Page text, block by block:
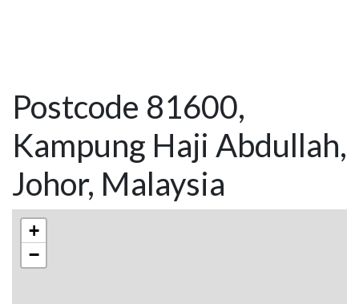
Postcode 81600,
Kampung Haji Abdullah,
Johor, Malaysia
+
−